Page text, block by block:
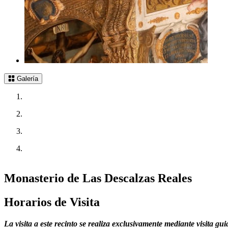
Galería
Monasterio de Las Descalzas Reales
Horarios de Visita
La visita a este recinto se realiza exclusivamente mediante visita